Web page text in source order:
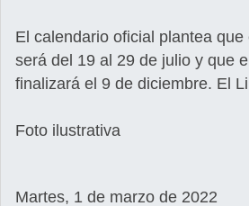
El calendario oficial plantea que
será del 19 al 29 de julio y que
finalizará el 9 de diciembre. El
Foto ilustrativa
Martes, 1 de marzo de 2022